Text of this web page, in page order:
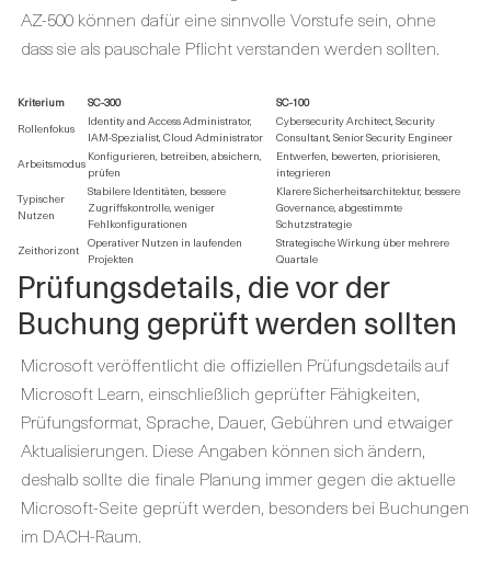
AZ-500 können dafür eine sinnvolle Vorstufe sein, ohne
dass sie als pauschale Pflicht verstanden werden sollten.
Kriterium SC-300
SC-100
Rollenfokus
Identity and Access Administrator,
IAM-Spezialist, Cloud Administrator
Cybersecurity Architect, Security
Consultant, Senior Security Engineer
Arbeitsmodus Konfigurieren, betreiben, absichern,
prüfen
Entwerfen, bewerten, priorisieren,
integrieren
Typischer
Nutzen
Stabilere Identitäten, bessere
Zugriffskontrolle, weniger
Fehlkonfigurationen
Klarere Sicherheitsarchitektur, bessere
Governance, abgestimmte
Schutzstrategie
Zeithorizont Operativer Nutzen in laufenden
Projekten
Strategische Wirkung über mehrere
Quartale
Prüfungsdetails, die vor der
Buchung geprüft werden sollten
Microsoft veröffentlicht die offiziellen Prüfungsdetails auf
Microsoft Learn, einschließlich geprüfter Fähigkeiten,
Prüfungsformat, Sprache, Dauer, Gebühren und etwaiger
Aktualisierungen. Diese Angaben können sich ändern,
deshalb sollte die finale Planung immer gegen die aktuelle
Microsoft-Seite geprüft werden, besonders bei Buchungen
im DACH-Raum.